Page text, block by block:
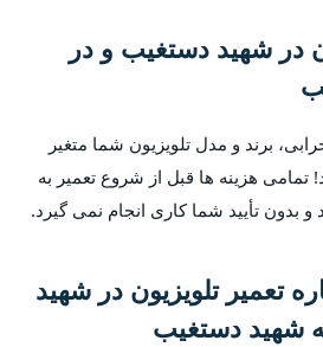
در شهید دستغیب و در
برند و مدل تلویزیون شما متغیر
هزینه ها قبل از شروع تعمیر به
تأیید شما کاری انجام نمی گیرد.
تعمیر تلویزیون در شهید
شهید دستغیب